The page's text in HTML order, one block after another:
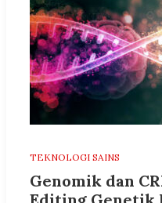
TEKNOLOGI SAINS
Genomik dan